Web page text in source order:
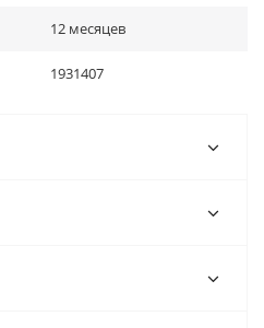
12 месяцев
1931407